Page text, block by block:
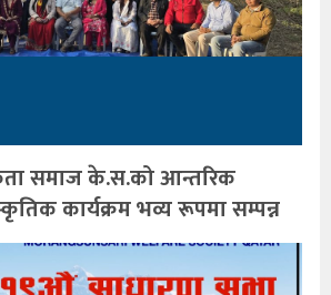
समाज के.स.को आन्तरिक
कार्यक्रम भव्य रूपमा सम्पन्न